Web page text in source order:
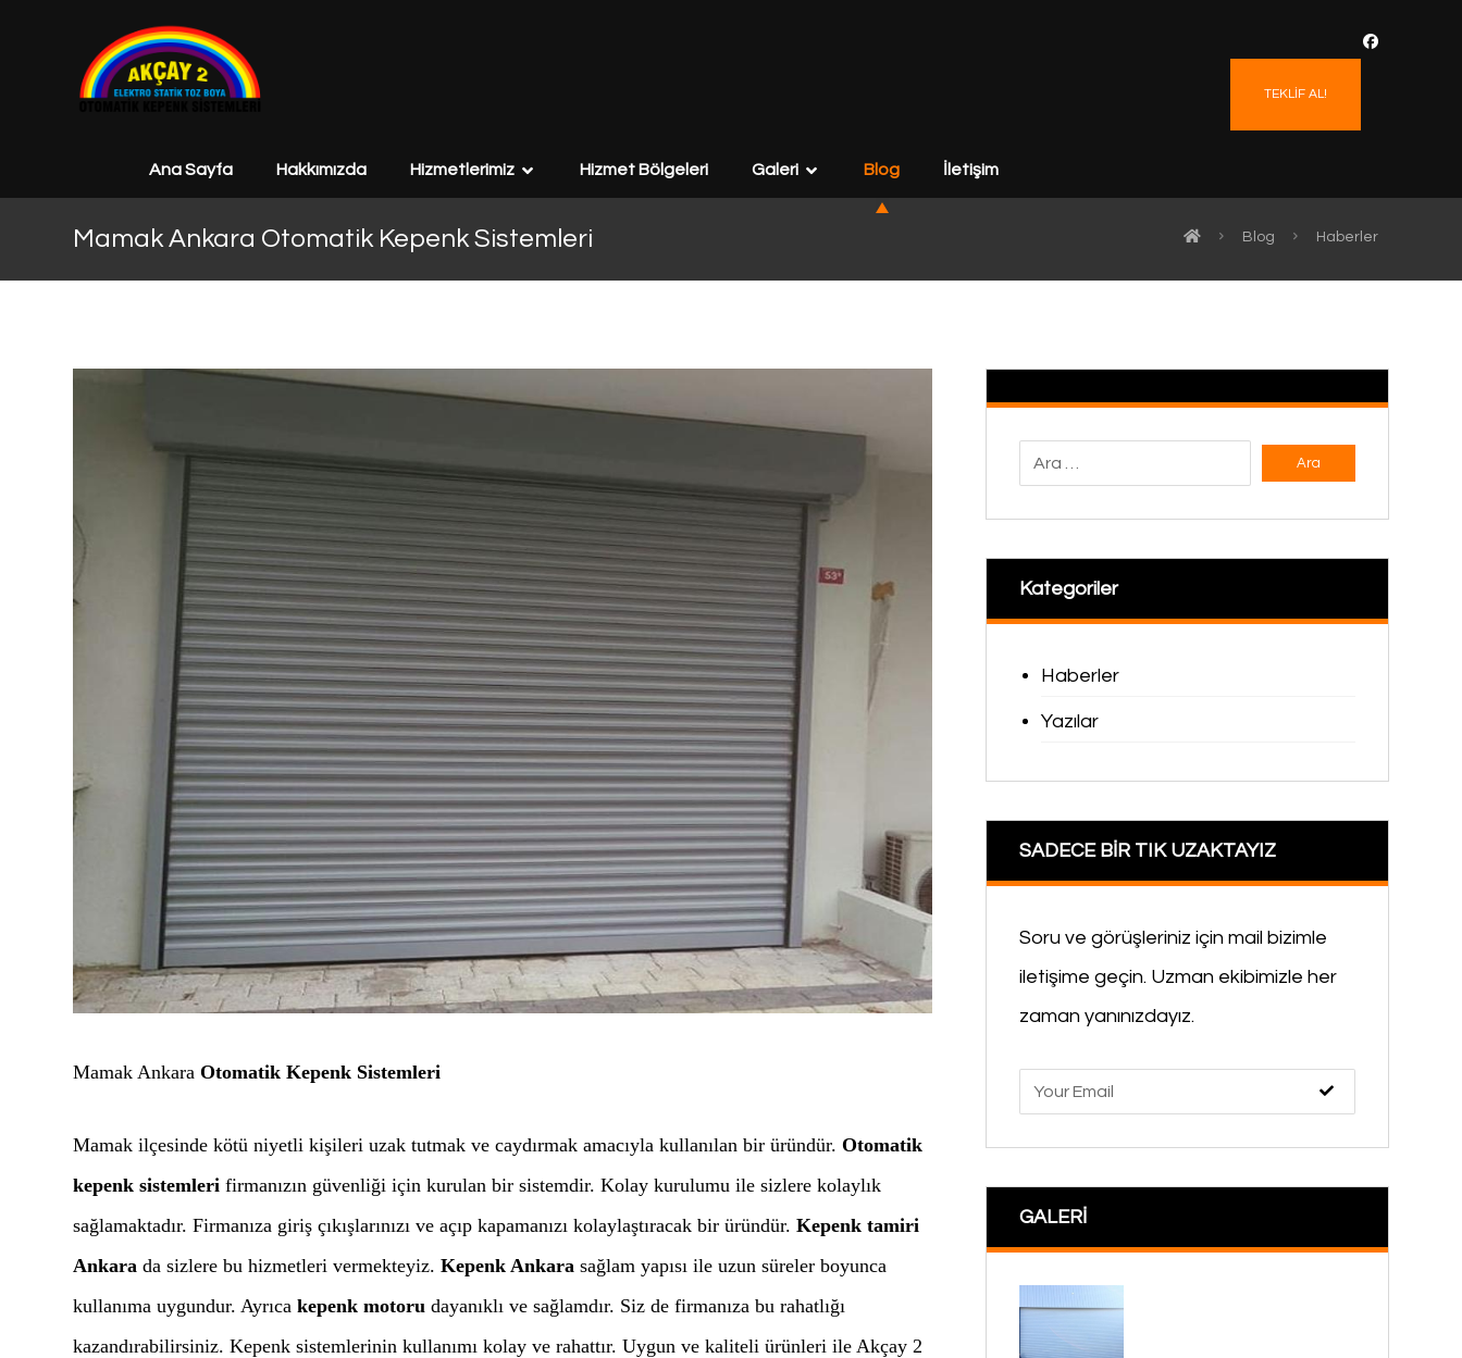
Ana Sayfa Hakkımızda Hizmetlerimiz Hizmet Bölgeleri Galeri Blog İletişim
TEKLİF AL!
Mamak Ankara Otomatik Kepenk Sistemleri Blog Haberler
Mamak AnkaraOtomatik Kepenk Sistemleri
Mamak ilçesinde kötü niyetli kişileri uzak tutmak ve caydırmak amacıyla kullanılan bir üründür.Otomatik
kepenk sistemleri firmanızın güvenliği için kurulan bir sistemdir. Kolay kurulumu ile sizlere kolaylık
sağlamaktadır. Firmanıza giriş çıkışlarınızı ve açıp kapamanızı kolaylaştıracak bir üründür.Kepenk tamiri
Ankara da sizlere bu hizmetleri vermekteyiz.Kepenk Ankara sağlam yapısı ile uzun süreler boyunca
kullanıma uygundur. Ayrıcakepenk motoru dayanıklı ve sağlamdır. Siz de firmanıza bu rahatlığı
kazandırabilirsiniz. Kepenk sistemlerinin kullanımı kolay ve rahattır. Uygun ve kaliteli ürünleri ile Akçay 2
Kategoriler
Haberler
Yazılar
SADECE BİR TIK UZAKTAYIZ
Soru ve görüşleriniz için mail bizimle
iletişime geçin. Uzman ekibimizle her
zaman yanınızdayız.
GALERİ